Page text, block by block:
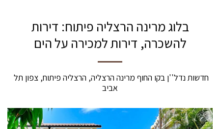
בלוג מרינה הרצליה פיתוח: דירות
להשכרה, דירות למכירה על הים
חדשות נדל''ן בקו החוף מרינה הרצליה, הרצליה פיתוח, צפון תל
אביב